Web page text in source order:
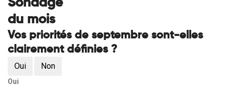
Sondage
du mois
Vos priorités de septembre sont-elles
clairement définies ?
Oui Non
Oui